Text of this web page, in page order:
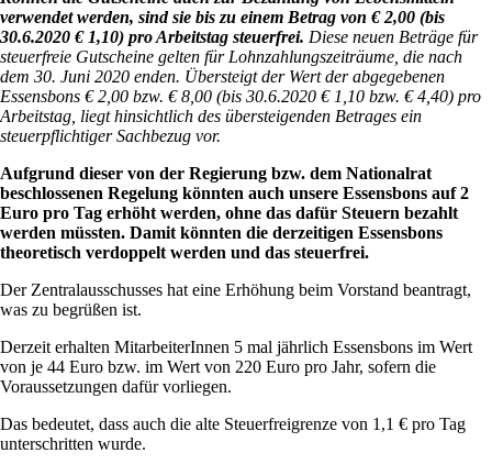
verwendet werden, sind sie bis zu einem Betrag von € 2,00 (bis
30.6.2020 € 1,10) pro Arbeitstag steuerfrei. Diese neuen Beträge für
steuerfreie Gutscheine gelten für Lohnzahlungszeiträume, die nach
dem 30. Juni 2020 enden. Übersteigt der Wert der abgegebenen
Essensbons € 2,00 bzw. € 8,00 (bis 30.6.2020 € 1,10 bzw. € 4,40) pro
Arbeitstag, liegt hinsichtlich des übersteigenden Betrages ein
steuerpflichtiger Sachbezug vor.
Aufgrund dieser von der Regierung bzw. dem Nationalrat
beschlossenen Regelung könnten auch unsere Essensbons auf 2
Euro pro Tag erhöht werden, ohne das dafür Steuern bezahlt
werden müssten. Damit könnten die derzeitigen Essensbons
theoretisch verdoppelt werden und das steuerfrei.
Der Zentralausschusses hat eine Erhöhung beim Vorstand beantragt,
was zu begrüßen ist.
Derzeit erhalten MitarbeiterInnen 5 mal jährlich Essensbons im Wert
von je 44 Euro bzw. im Wert von 220 Euro pro Jahr, sofern die
Voraussetzungen dafür vorliegen.
Das bedeutet, dass auch die alte Steuerfreigrenze von 1,1 € pro Tag
unterschritten wurde.